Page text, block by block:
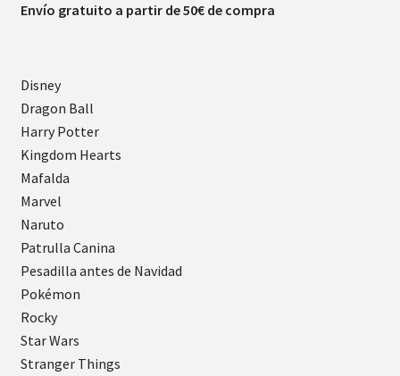
Envío gratuito a partir de 50€ de compra
Disney
Dragon Ball
Harry Potter
Kingdom Hearts
Mafalda
Marvel
Naruto
Patrulla Canina
Pesadilla antes de Navidad
Pokémon
Rocky
Star Wars
Stranger Things